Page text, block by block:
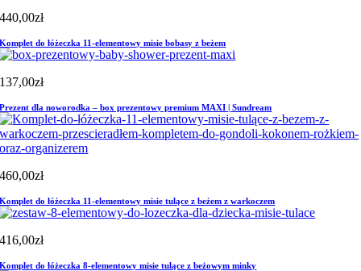
440,00zł
Komplet do łóżeczka 11-elementowy misie bobasy z beżem
137,00zł
Prezent dla noworodka – box prezentowy premium MAXI | Sundream
460,00zł
Komplet do łóżeczka 11-elementowy misie tulące z beżem z warkoczem
416,00zł
Komplet do łóżeczka 8-elementowy misie tulące z beżowym minky